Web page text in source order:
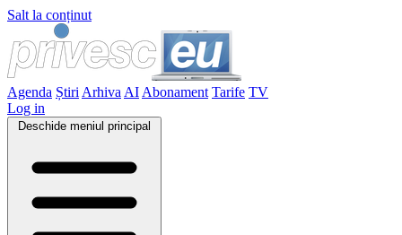
Salt la conținut
Agenda Știri Arhiva AI Abonament Tarife TV
Log in
Deschide meniul principal